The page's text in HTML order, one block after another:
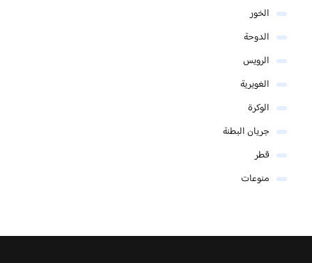
الخور
الدوحة
الرويس
الغويرية
الوكرة
جريان البطنة
قطر
منوعات